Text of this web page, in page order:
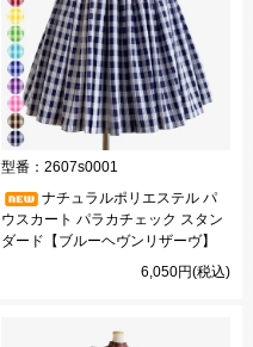
型番： 2607s0001
ナチュラルポリエステル パ
ウスカート パラカチェック スタン
ダード【ブルーヘヴンリザーヴ】
6,050円(税込)